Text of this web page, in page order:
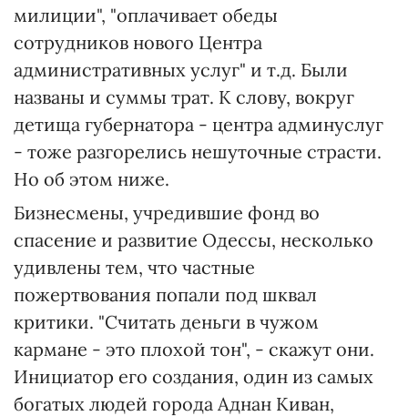
милиции", "оплачивает обеды
сотрудников нового Центра
административных услуг" и т.д. Были
названы и суммы трат. К слову, вокруг
детища губернатора - центра админуслуг
- тоже разгорелись нешуточные страсти.
Но об этом ниже.
Бизнесмены, учредившие фонд во
спасение и развитие Одессы, несколько
удивлены тем, что частные
пожертвования попали под шквал
критики. "Считать деньги в чужом
кармане - это плохой тон", - скажут они.
Инициатор его создания, один из самых
богатых людей города Аднан Киван,